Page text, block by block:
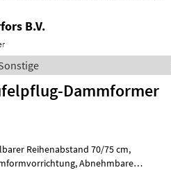
B.V.
Dammformer
Abnehmbare